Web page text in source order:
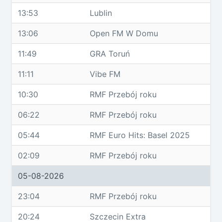
13:53 Lublin
13:06 Open FM W Domu
11:49 GRA Toruń
11:11 Vibe FM
10:30 RMF Przebój roku
06:22 RMF Przebój roku
05:44 RMF Euro Hits: Basel 2025
02:09 RMF Przebój roku
05-08-2026
23:04 RMF Przebój roku
20:24 Szczecin Extra